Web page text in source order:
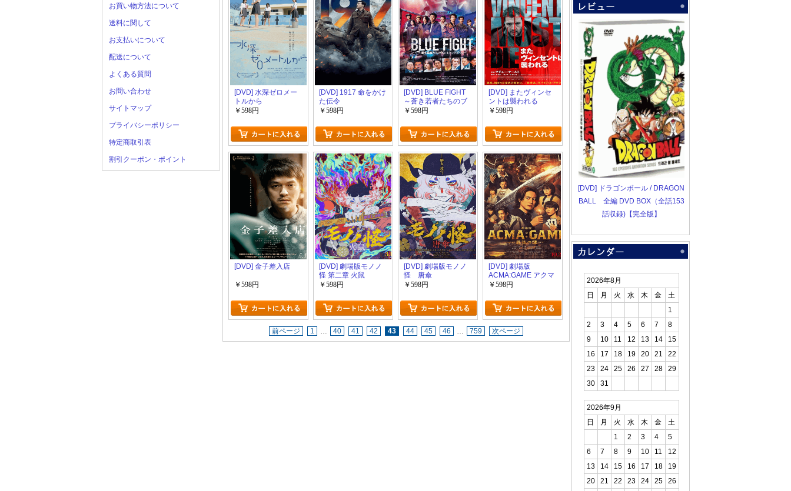
お買い物方法について
送料に関して
お支払いについて
配送について
よくある質問
お問い合わせ
サイトマップ
プライバシーポリシー
特定商取引表
割引クーポン・ポイント
[DVD] 水深ゼロメー
トルから
￥598円
[DVD] 1917 命をかけ
た伝令
￥598円
[DVD] BLUE FIGHT
～蒼き若者たちのブ
レイキングダウン～
￥598円
[DVD] またヴィンセ
ントは襲われる
￥598円
[DVD] 金子差入店
￥598円
[DVD] 劇場版モノノ
怪 第二章 火鼠
￥598円
[DVD] 劇場版モノノ
怪 唐傘
￥598円
[DVD] 劇場版
ACMA:GAME アクマ
ゲーム 最後の鍵
￥598円
前ページ 1 … 40 41 42 43 44 45 46 … 759 次ページ
[DVD] ドラゴンボール / DRAGON
BALL 全編 DVD BOX（全話153
話収録)【完全版】
2026年8月
日
月 火 水 木 金
土
1
2
3 4 5 6 7
8
9
10 11 12 13 14
15
16
17 18 19 20 21
22
23
24 25 26 27 28
29
30
31
2026年9月
日
月 火 水 木 金
土
1
2 3 4
5
6
7 8 9 10 11
12
13
14 15 16 17 18
19
20
21 22 23 24 25 26